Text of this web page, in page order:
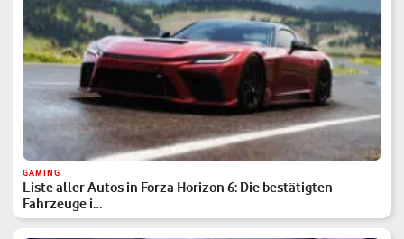
GAMING
Liste aller Autos in Forza Horizon 6: Die bestätigten
Fahrzeuge i…